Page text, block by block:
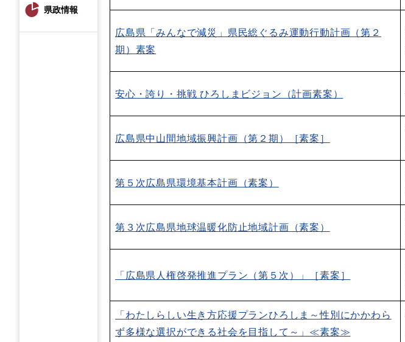
県政情報
広島県「みんなで減災」県民総ぐるみ運動行動計画（第２
期）素案
安心・誇り・挑戦 ひろしまビジョン（計画素案）
広島県中山間地域振興計画（第２期）［素案］
第５次広島県環境基本計画（素案）
第３次広島県地球温暖化防止地域計画（素案）
「広島県人権啓発推進プラン（第５次）」［素案］
「わたしらしい生き方応援プランひろしま～性別にかかわら
ず多様な選択ができる社会を目指して～」≪素案≫